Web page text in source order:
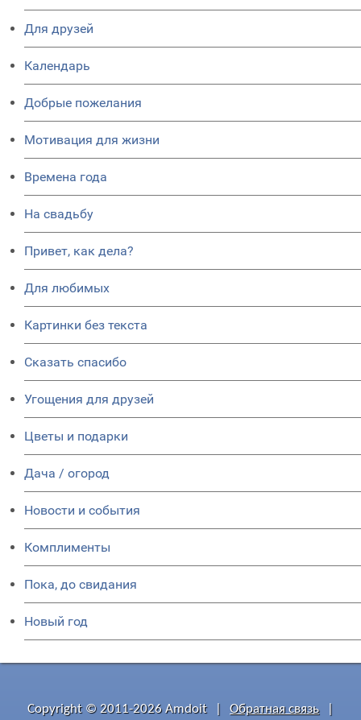
Для друзей
Календарь
Добрые пожелания
Мотивация для жизни
Времена года
На свадьбу
Привет, как дела?
Для любимых
Картинки без текста
Сказать спасибо
Угощения для друзей
Цветы и подарки
Дача / огород
Новости и события
Комплименты
Пока, до свидания
Новый год
Copyright © 2011-2026 Amdoit Обратная связь